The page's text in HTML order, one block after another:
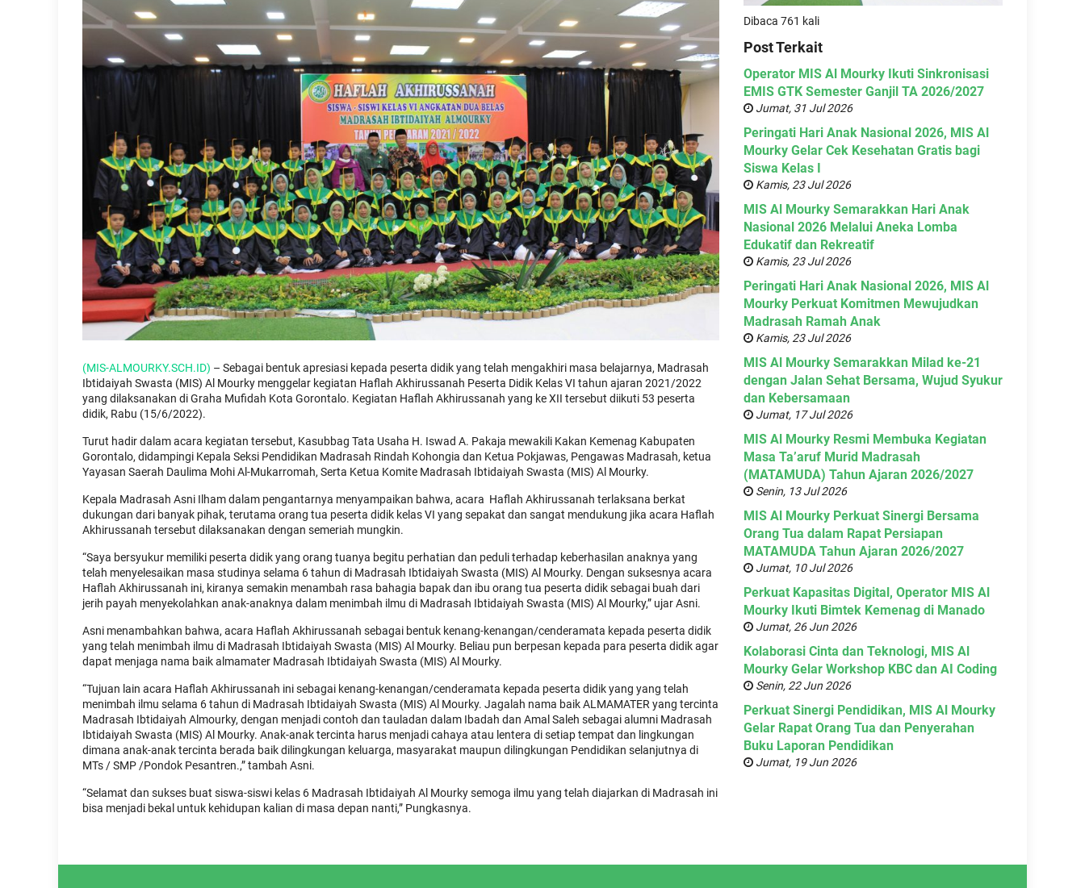
(MIS-ALMOURKY.SCH.ID) – Sebagai bentuk apresiasi kepada peserta didik yang telah mengakhiri masa belajarnya, Madrasah
Ibtidaiyah Swasta (MIS) Al Mourky menggelar kegiatan Haflah Akhirussanah Peserta Didik Kelas VI tahun ajaran 2021/2022
yang dilaksanakan di Graha Mufidah Kota Gorontalo. Kegiatan Haflah Akhirussanah yang ke XII tersebut diikuti 53 peserta
didik, Rabu (15/6/2022).
Turut hadir dalam acara kegiatan tersebut, Kasubbag Tata Usaha H. Iswad A. Pakaja mewakili Kakan Kemenag Kabupaten
Gorontalo, didampingi Kepala Seksi Pendidikan Madrasah Rindah Kohongia dan Ketua Pokjawas, Pengawas Madrasah, ketua
Yayasan Saerah Daulima Mohi Al-Mukarromah, Serta Ketua Komite Madrasah Ibtidaiyah Swasta (MIS) Al Mourky.
Kepala Madrasah Asni Ilham dalam pengantarnya menyampaikan bahwa, acara Haflah Akhirussanah terlaksana berkat
dukungan dari banyak pihak, terutama orang tua peserta didik kelas VI yang sepakat dan sangat mendukung jika acara Haflah
Akhirussanah tersebut dilaksanakan dengan semeriah mungkin.
“Saya bersyukur memiliki peserta didik yang orang tuanya begitu perhatian dan peduli terhadap keberhasilan anaknya yang
telah menyelesaikan masa studinya selama 6 tahun di Madrasah Ibtidaiyah Swasta (MIS) Al Mourky. Dengan suksesnya acara
Haflah Akhirussanah ini, kiranya semakin menambah rasa bahagia bapak dan ibu orang tua peserta didik sebagai buah dari
jerih payah menyekolahkan anak-anaknya dalam menimbah ilmu di Madrasah Ibtidaiyah Swasta (MIS) Al Mourky,” ujar Asni.
Asni menambahkan bahwa, acara Haflah Akhirussanah sebagai bentuk kenang-kenangan/cenderamata kepada peserta didik
yang telah menimbah ilmu di Madrasah Ibtidaiyah Swasta (MIS) Al Mourky. Beliau pun berpesan kepada para peserta didik agar
dapat menjaga nama baik almamater Madrasah Ibtidaiyah Swasta (MIS) Al Mourky.
“Tujuan lain acara Haflah Akhirussanah ini sebagai kenang-kenangan/cenderamata kepada peserta didik yang yang telah
menimbah ilmu selama 6 tahun di Madrasah Ibtidaiyah Swasta (MIS) Al Mourky. Jagalah nama baik ALMAMATER yang tercinta
Madrasah Ibtidaiyah Almourky, dengan menjadi contoh dan tauladan dalam Ibadah dan Amal Saleh sebagai alumni Madrasah
Ibtidaiyah Swasta (MIS) Al Mourky. Anak-anak tercinta harus menjadi cahaya atau lentera di setiap tempat dan lingkungan
dimana anak-anak tercinta berada baik dilingkungan keluarga, masyarakat maupun dilingkungan Pendidikan selanjutnya di
MTs / SMP /Pondok Pesantren.,” tambah Asni.
“Selamat dan sukses buat siswa-siswi kelas 6 Madrasah Ibtidaiyah Al Mourky semoga ilmu yang telah diajarkan di Madrasah ini
bisa menjadi bekal untuk kehidupan kalian di masa depan nanti,” Pungkasnya.
Dibaca 761 kali
Post Terkait
Operator MIS Al Mourky Ikuti Sinkronisasi
EMIS GTK Semester Ganjil TA 2026/2027
Jumat, 31 Jul 2026
Peringati Hari Anak Nasional 2026, MIS Al
Mourky Gelar Cek Kesehatan Gratis bagi
Siswa Kelas I
Kamis, 23 Jul 2026
MIS Al Mourky Semarakkan Hari Anak
Nasional 2026 Melalui Aneka Lomba
Edukatif dan Rekreatif
Kamis, 23 Jul 2026
Peringati Hari Anak Nasional 2026, MIS Al
Mourky Perkuat Komitmen Mewujudkan
Madrasah Ramah Anak
Kamis, 23 Jul 2026
MIS Al Mourky Semarakkan Milad ke-21
dengan Jalan Sehat Bersama, Wujud Syukur
dan Kebersamaan
Jumat, 17 Jul 2026
MIS Al Mourky Resmi Membuka Kegiatan
Masa Ta’aruf Murid Madrasah
(MATAMUDA) Tahun Ajaran 2026/2027
Senin, 13 Jul 2026
MIS Al Mourky Perkuat Sinergi Bersama
Orang Tua dalam Rapat Persiapan
MATAMUDA Tahun Ajaran 2026/2027
Jumat, 10 Jul 2026
Perkuat Kapasitas Digital, Operator MIS Al
Mourky Ikuti Bimtek Kemenag di Manado
Jumat, 26 Jun 2026
Kolaborasi Cinta dan Teknologi, MIS Al
Mourky Gelar Workshop KBC dan AI Coding
Senin, 22 Jun 2026
Perkuat Sinergi Pendidikan, MIS Al Mourky
Gelar Rapat Orang Tua dan Penyerahan
Buku Laporan Pendidikan
Jumat, 19 Jun 2026